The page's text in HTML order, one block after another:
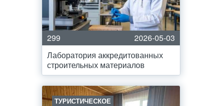
299
2026-05-03
Лаборатория аккредитованных
строительных материалов
ТУРИСТИЧЕСКОЕ